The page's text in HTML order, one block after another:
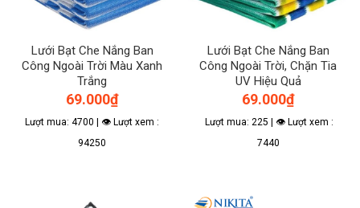
Lưới Bạt Che Nắng Ban
Công Ngoài Trời Màu Xanh
Trắng
69.000₫
Lượt mua: 4700 | 👁 Lượt xem :
94250
Lưới Bạt Che Nắng Ban
Công Ngoài Trời, Chặn Tia
UV Hiệu Quả
69.000₫
Lượt mua: 225 | 👁 Lượt xem :
7440